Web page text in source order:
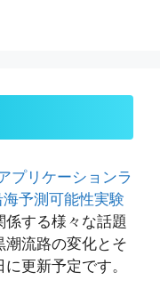
プリケーションラ
海予測可能性実験
する様々な話題
潮流路の変化とそ
更新予定です。